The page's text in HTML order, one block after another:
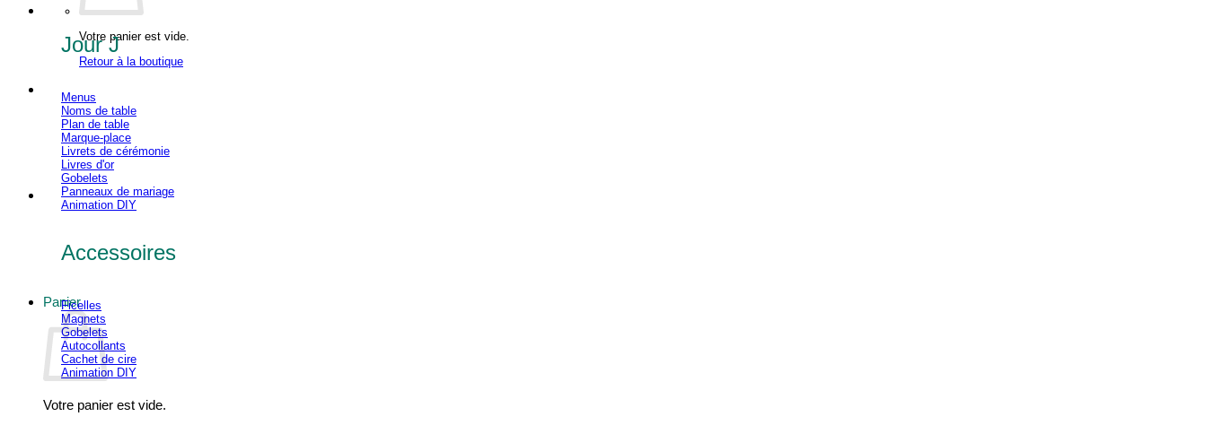
Votre panier est vide.
Retour à la boutique
Panier
Votre panier est vide.
Jour J
Menus
Noms de table
Plan de table
Marque-place
Livrets de cérémonie
Livres d'or
Gobelets
Panneaux de mariage
Animation DIY
Accessoires
Ficelles
Magnets
Gobelets
Autocollants
Cachet de cire
Animation DIY